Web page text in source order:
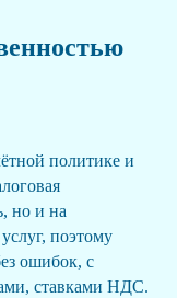
политике и
но и на
поэтому
ошибок, с
ставками НДС.